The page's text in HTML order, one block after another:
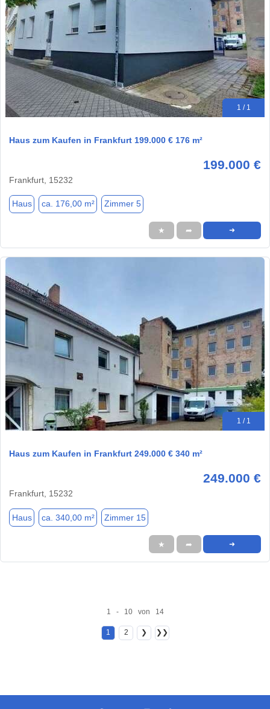
1 / 1
Haus zum Kaufen in Frankfurt 199.000 € 176 m²
199.000 €
Frankfurt, 15232
Haus ca. 176,00 m² Zimmer 5
★ ➦ ➜
1 / 1
Haus zum Kaufen in Frankfurt 249.000 € 340 m²
249.000 €
Frankfurt, 15232
Haus ca. 340,00 m² Zimmer 15
★ ➦ ➜
1 - 10 von 14
1 2 ❯ ❯❯